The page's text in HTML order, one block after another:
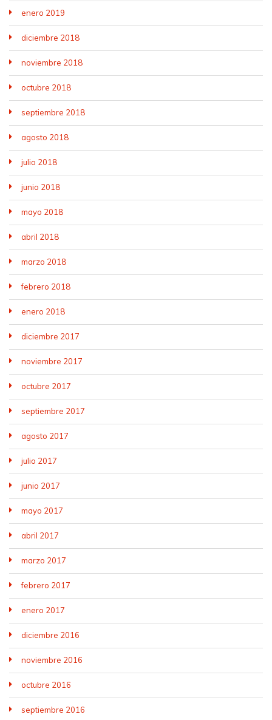
enero 2019
diciembre 2018
noviembre 2018
octubre 2018
septiembre 2018
agosto 2018
julio 2018
junio 2018
mayo 2018
abril 2018
marzo 2018
febrero 2018
enero 2018
diciembre 2017
noviembre 2017
octubre 2017
septiembre 2017
agosto 2017
julio 2017
junio 2017
mayo 2017
abril 2017
marzo 2017
febrero 2017
enero 2017
diciembre 2016
noviembre 2016
octubre 2016
septiembre 2016